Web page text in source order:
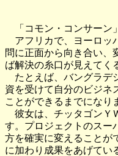
「コモン・コンサーン
アフリカで、ヨーロッ
問に正面から向き合い、
ば解決の糸口が見えてく
たとえば、バングラデ
資を受けて自分のビジネ
ことができるまでになり
彼女は、チッタゴンＹ
す。プロジェクトのスー
方を確実に変えることが
に加わり成果をあげてい